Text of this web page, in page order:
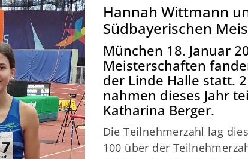
Hannah Wittmann
Südbayerischen
München 18. Januar
Meisterschaften
der Linde Halle statt.
nahmen dieses Jahr
Katharina Berger.
Die Teilnehmerzahl lag
100 über der